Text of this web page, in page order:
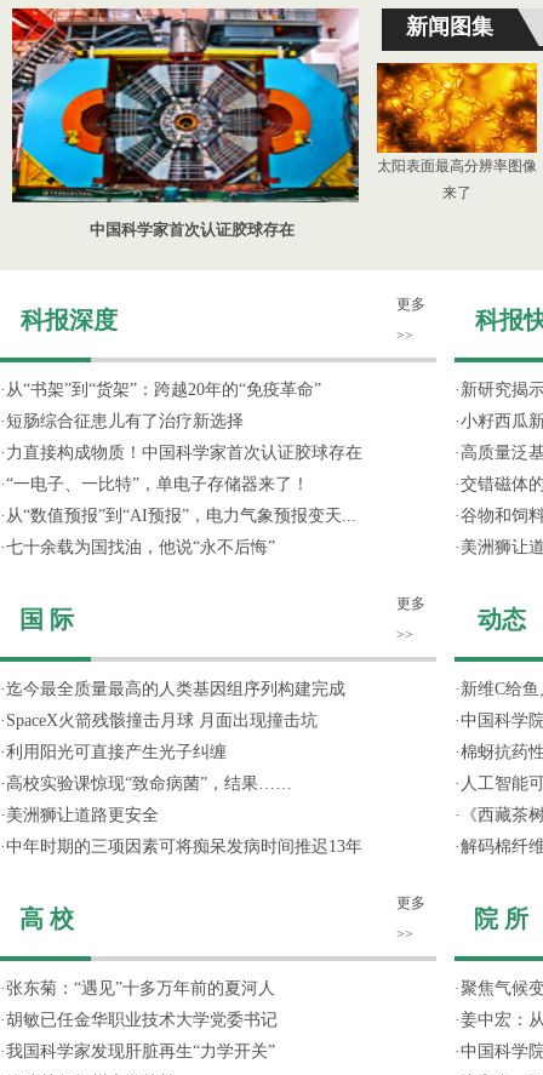
中国科学家首次认证胶球存在
新闻图集
太阳表面最高分辨率图像
来了
科报深度
更多
>>
· 从“书架”到“货架”：跨越20年的“免疫革命”
· 短肠综合征患儿有了治疗新选择
· 力直接构成物质！中国科学家首次认证胶球存在
·“一电子、一比特”，单电子存储器来了！
· 从“数值预报”到“AI预报”，电力气象预报变天...
·七十余载为国找油，他说“永不后悔”
国 际
更多
>>
·迄今最全质量最高的人类基因组序列构建完成
· SpaceX火箭残骸撞击月球 月面出现撞击坑
·利用阳光可直接产生光子纠缠
· 高校实验课惊现“致命病菌”，结果……
· 美洲狮让道路更安全
·中年时期的三项因素可将痴呆发病时间推迟13年
高 校
更多
>>
·张东菊：“遇见”十多万年前的夏河人
·胡敏已任金华职业技术大学党委书记
·我国科学家发现肝脏再生“力学开关”
科报
· 新研究揭
·小籽西瓜
· 高质量泛
·交错磁体
·谷物和饲
· 美洲狮让
动态
· 新维C给
·中国科学
·棉蚜抗药
· 人工智能
·
《西藏茶
·解码棉纤
院 所
·聚焦气候
·姜中宏：
·中国科学